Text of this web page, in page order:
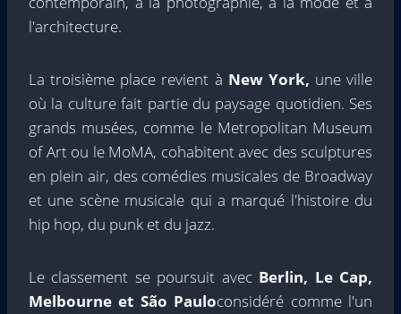
l'architecture.
La troisième place revient à New York, une ville
où la culture fait partie du paysage quotidien. Ses
grands musées, comme le Metropolitan Museum
of Art ou le MoMA, cohabitent avec des sculptures
en plein air, des comédies musicales de Broadway
et une scène musicale qui a marqué l'histoire du
hip hop, du punk et du jazz.
Le classement se poursuit avec Berlin, Le Cap,
Melbourne et São Pauloconsidéré comme l'un